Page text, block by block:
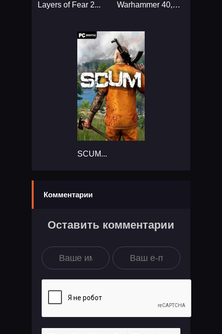
Layers of Fear 2... Warhammer 40,000: Dawn of War II - Gold Edition...
SCUM...
Комментарии
Оставить комментарии